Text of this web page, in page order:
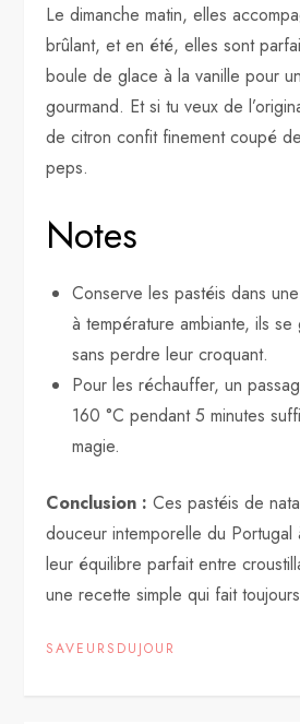
Le dimanche matin, elles
brûlant, et en été, elles sont
boule de glace à la vanille pour
gourmand. Et si tu veux de
de citron confit finement coupé
peps.
Notes
Conserve les pastéis dans
à température ambiante, ils
sans perdre leur croquant.
Pour les réchauffer, un
160 °C pendant 5 minutes
magie.
Conclusion : Ces pastéis de
douceur intemporelle du Portugal
leur équilibre parfait entre
une recette simple qui fait
SAVEURSDUJOUR